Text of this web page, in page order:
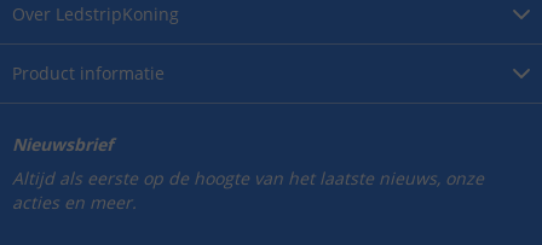
Over LedstripKoning
Product informatie
Nieuwsbrief
Altijd als eerste op de hoogte van het laatste nieuws, onze
acties en meer.